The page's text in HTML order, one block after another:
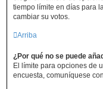
tiempo límite en días para
cambiar su votos.
Arriba
¿Por qué no se puede
El límite para opciones de
encuesta, comuníquese